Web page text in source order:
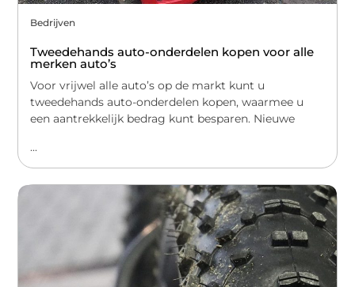
Bedrijven
Tweedehands auto-onderdelen kopen voor alle
merken auto’s
Voor vrijwel alle auto’s op de markt kunt u
tweedehands auto-onderdelen kopen, waarmee u
een aantrekkelijk bedrag kunt besparen. Nieuwe
...